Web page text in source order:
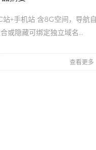
站+手机站 含8G空间，导航
或隐藏可绑定独立域名...
查看更多